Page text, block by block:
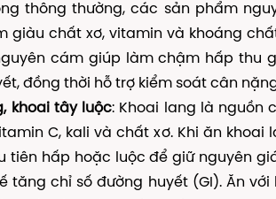
thông thường, các sản phẩm
giàu chất xơ, vitamin và khoáng
cám giúp làm chậm hấp thu
đồng thời hỗ trợ kiểm soát cân
khoai tây luộc: Khoai lang là nguồn
C, kali và chất xơ. Khi ăn khoai
tiên hấp hoặc luộc để giữ nguyên
tăng chỉ số đường huyết (GI). Ăn với